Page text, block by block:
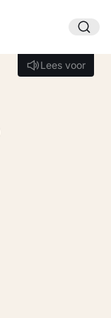
Lees voor
Lees voor